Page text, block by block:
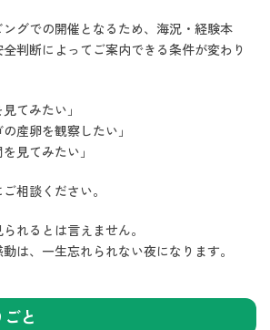
グでの開催となるため、海況・経験本
判断によってご案内できる条件が変わり
てみたい」
産卵を観察したい」
見てみたい」
相談ください。
れるとは言えません。
は、一生忘れられない夜になります。
と